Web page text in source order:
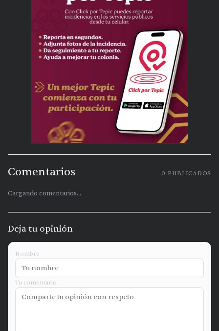
Comentarios 0 PUBLICADOS
Cargando comentarios...
Deja tu opinión
Nombre
Tu comentario